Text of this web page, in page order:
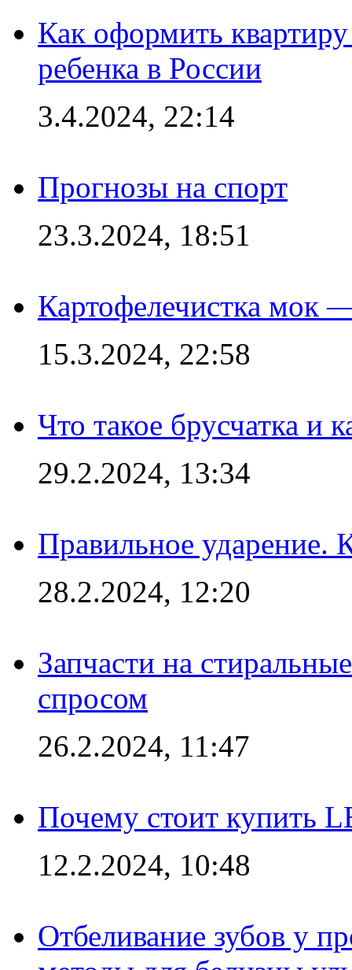
Как оформить
ребенка в России
3.4.2024, 22:14
Прогнозы на спорт
23.3.2024, 18:51
Картофелечистка мок
15.3.2024, 22:58
Что такое брусчатка и
29.2.2024, 13:34
Правильное ударение.
28.2.2024, 12:20
Запчасти на
спросом
26.2.2024, 11:47
Почему стоит купить
12.2.2024, 10:48
Отбеливание зубов у